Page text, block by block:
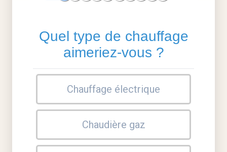
Quel type de chauffage
aimeriez-vous ?
Chauffage électrique
Chaudière gaz